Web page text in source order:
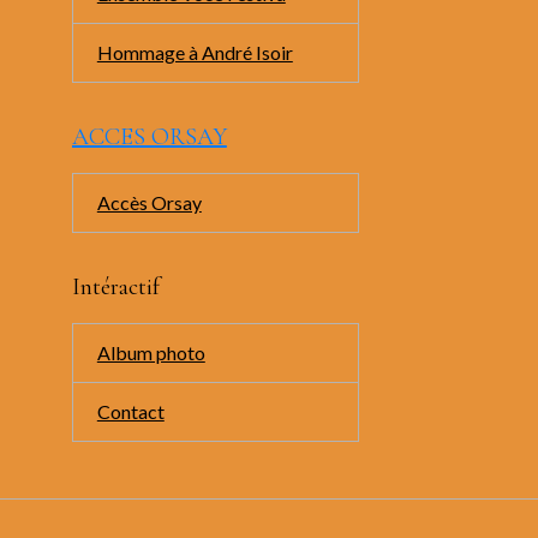
Hommage à André Isoir
ACCES ORSAY
Accès Orsay
Intéractif
Album photo
Contact